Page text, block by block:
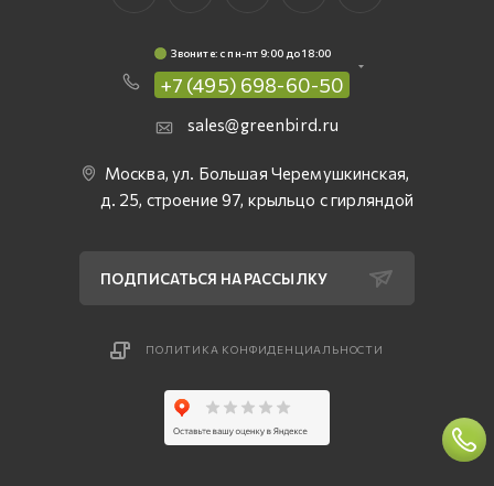
Звоните: c пн-пт 9:00 до 18:00
+7 (495) 698-60-50
sales@greenbird.ru
Москва, ул. Большая Черемушкинская,
д. 25, строение 97, крыльцо с гирляндой
ПОДПИСАТЬСЯ НА РАССЫЛКУ
ПОЛИТИКА КОНФИДЕНЦИАЛЬНОСТИ